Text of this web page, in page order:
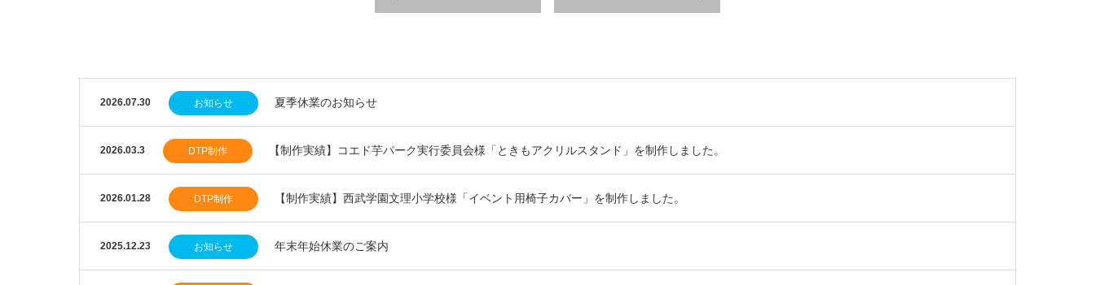
2026.07.30 お知らせ 夏季休業のお知らせ
2026.03.3 DTP制作 【制作実績】コエド芋パーク実行委員会様「ときもアクリルスタンド」を制作しました。
2026.01.28 DTP制作 【制作実績】西武学園文理小学校様「イベント用椅子カバー」を制作しました。
2025.12.23 お知らせ 年末年始休業のご案内